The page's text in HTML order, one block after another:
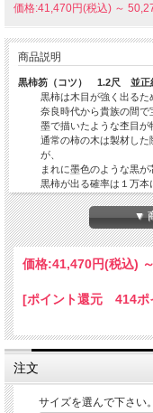
価格:41,470円(税込) ～
商品説明
黒柿笏（コツ） 1.2尺 並正
黒柿は木目が強く出るた
奈良時代から貴族の間で
墨で描いたような杢目が
通常の柿の木は製材し
が、
まれに墨色のような黒が
黒柿が出る確率は１万
す。
1.2尺(36cm)
房の色が選べます。
●送料無料です。
●納期の目安：ご注文確
▼
価格:41,470円(税込) ～
[ポイント還元 414ポ
注文
サイズを選んで下さい